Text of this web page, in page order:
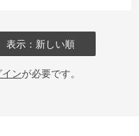
表示：新しい順
インが必要です。